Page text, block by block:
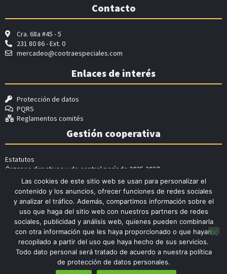
Contacto
Cra. 68a #45 - 5
231 80 86 - Ext. 0
mercadeo@cootraespeciales.com
Enlaces de interés
Protección de datos
PQRS
Reglamentos comités
Gestión cooperativa
Estatutos
Órganos directivos y de control período 2025-2027
Actualización Decreto 2150 de 2017
Vigilados
©Todos los derechos reservadosCotraespeciales
Diseñado porANDA AGENCIA
Las cookies de este sitio web se usan para personalizar el
contenido y los anuncios, ofrecer funciones de redes sociales
y analizar el tráfico. Además, compartimos información sobre el
uso que haga del sitio web con nuestros partners de redes
sociales, publicidad y análisis web, quienes pueden combinarla
con otra información que les haya proporcionado o que hayan
recopilado a partir del uso que haya hecho de sus servicios.
Todo dato personal será tratado de acuerdo a nuestra política
de protección de datos personales.